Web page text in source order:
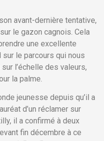
avant-dernière tentative,
le gazon cagnois. Cela
une excellente
le parcours qui nous
l’échelle des valeurs,
la palme.
jeunesse depuis qu’il a
d’un réclamer sur
il a confirmé à deux
fin décembre à ce